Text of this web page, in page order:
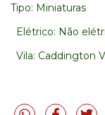
Tipo: Miniaturas
Elétrico: Não
Vila: Caddington